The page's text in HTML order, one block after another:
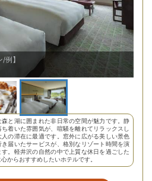
ブレックファスト
森と湖に囲まれた非日常の空間が魅力です。静
ち着いた雰囲気が、喧騒を離れてリラックスし
人の滞在に最適です。窓外に広がる美しい景色
き届いたサービスが、格別なリゾート時間を演
す。軽井沢の自然の中で上質な休日を過ごした
からおすすめしたいホテルです。